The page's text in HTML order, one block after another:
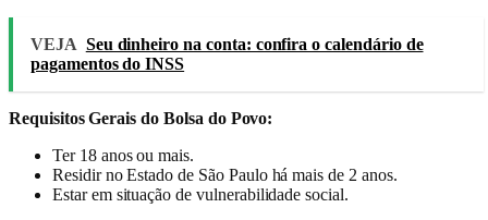
VEJA Seu dinheiro na conta: confira o calendário de
pagamentos do INSS
Requisitos Gerais do Bolsa do Povo:
Ter 18 anos ou mais.
Residir no Estado de São Paulo há mais de 2 anos.
Estar em situação de vulnerabilidade social.